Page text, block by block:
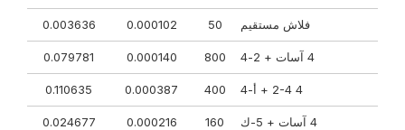
فلاش مستقيم 50
0.000102
0.003636
800
0.000140
0.079781
400
0.000387
0.110635
160
0.000216
0.024677